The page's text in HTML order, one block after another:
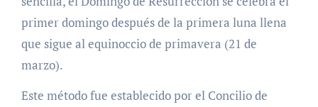
primer domingo después de la primera luna llena
que sigue al equinoccio de primavera (21 de
marzo).
Este método fue establecido por el Concilio de